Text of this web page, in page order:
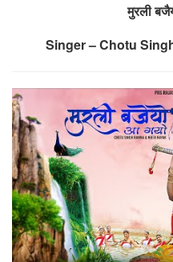
मुरली
Singer – Chotu